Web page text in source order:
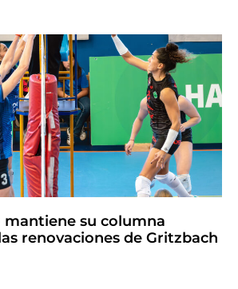
mantiene su columna
renovaciones de Gritzbach